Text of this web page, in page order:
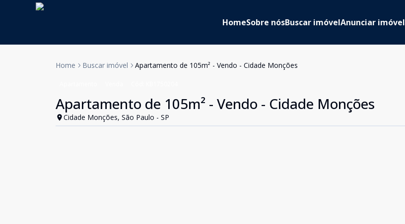
HomeSobre nósBuscar imóvelAnunciar imóvel
Home Buscar imóvel Apartamento de 105m² - Vendo - Cidade Monções
Apartamento de 105m² - Vendo - Cidade Monções
Cidade Monções, São Paulo - SP